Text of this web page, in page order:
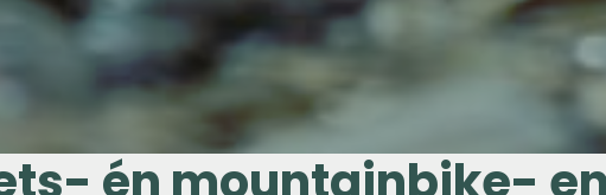
én mountainbike-